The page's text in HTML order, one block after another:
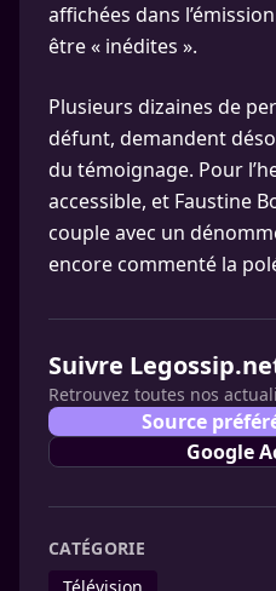
affichées dans
être « inédites ».
Plusieurs dizaines de
défunt, demandent
du témoignage. Pour
accessible, et Faustine
couple avec un
encore commenté la
Suivre
Retrouvez toutes nos
Source
Google
CATÉGORIE